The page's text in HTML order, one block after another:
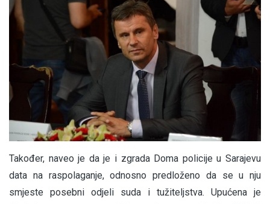
Također, naveo je da je i zgrada Doma policije u Sarajevu
data na raspolaganje, odnosno predloženo da se u nju
smjeste posebni odjeli suda i tužiteljstva. Upućena je